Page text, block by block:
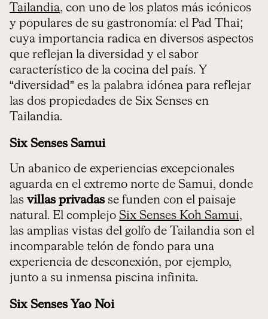
Tailandia, con uno de los platos más icónicos
y populares de su gastronomía: el Pad Thai;
cuya importancia radica en diversos aspectos
que reflejan la diversidad y el sabor
característico de la cocina del país. Y
“diversidad” es la palabra idónea para reflejar
las dos propiedades de Six Senses en
Tailandia.
Six Senses Samui
Un abanico de experiencias excepcionales
aguarda en el extremo norte de Samui, donde
las villas privadasse funden con el paisaje
natural. El complejo Six Senses Koh Samui,
las amplias vistas del golfo de Tailandia son el
incomparable telón de fondo para una
experiencia de desconexión, por ejemplo,
junto a su inmensa piscina infinita.
Six Senses Yao Noi